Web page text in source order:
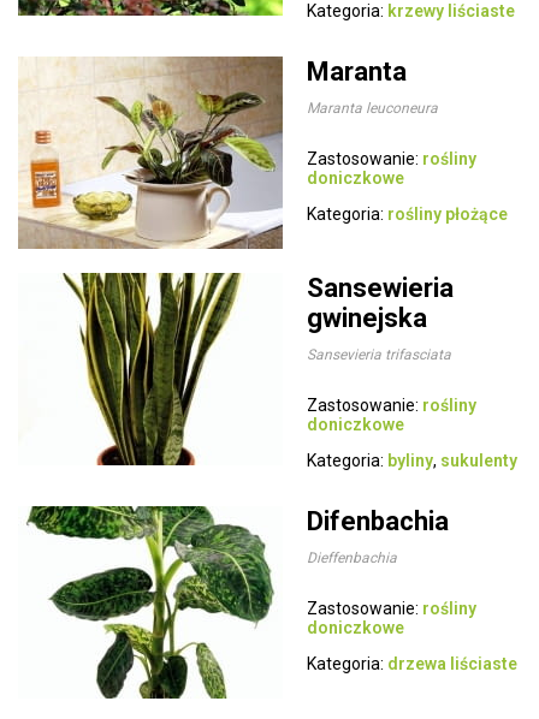
Kategoria: krzewy liściaste
Maranta
Maranta leuconeura
Zastosowanie: rośliny
doniczkowe
Kategoria: rośliny płożące
Sansewieria
gwinejska
Sansevieria trifasciata
Zastosowanie: rośliny
doniczkowe
Kategoria: byliny, sukulenty
Difenbachia
Dieffenbachia
Zastosowanie: rośliny
doniczkowe
Kategoria: drzewa liściaste